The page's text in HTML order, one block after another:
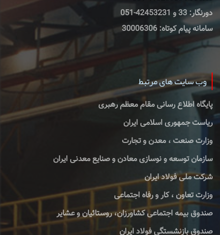
دورنگار: 33 و 42453231-051
سامانه پیام کوتاه: 30006306
وب سایت های مرتبط
پایگاه اطلاع رسانی مقام معظم رهبری
ریاست جمهوری اسلامی ایران
وزارت صنعت ، معدن و تجارت
سازمان توسعه و نوسازی معادن و صنایع معدنی ایران
شرکت ملی فولاد ایران
وزارت تعاون ، کار و رفاه اجتماعی
صندوق بیمه اجتماعی کشاورزان، روستائیان و عشایر
صندوق بازنشستگی فولاد ایران